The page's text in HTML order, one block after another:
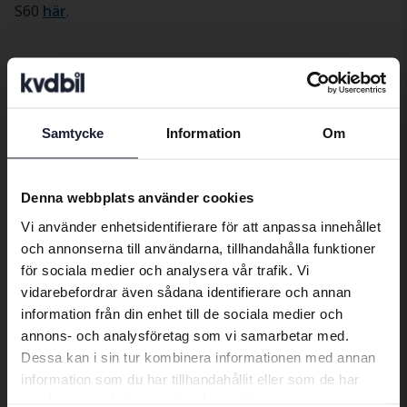
Samtycke Information Om
Denna webbplats använder cookies
Vi använder enhetsidentifierare för att anpassa innehållet
och annonserna till användarna, tillhandahålla funktioner
för sociala medier och analysera vår trafik. Vi
vidarebefordrar även sådana identifierare och annan
information från din enhet till de sociala medier och
annons- och analysföretag som vi samarbetar med.
Dessa kan i sin tur kombinera informationen med annan
information som du har tillhandahållit eller som de har
S60 här.
Bilar Volvo
Volvo C30
Volvo C40
Volvo C70
Volvo S40
Volvo S60
Volvo S80
Volvo V40
Volvo V50
Volvo V60
Volvo V70
Volvo V90
Volvo XC70
Volvo XC90
Preferred language
We have detected that your browser
Swedish. To better service our friends
abroad we have an English language
site (kvdcars.com) that contains all the
same vehicles and services.
Continue in Swedish